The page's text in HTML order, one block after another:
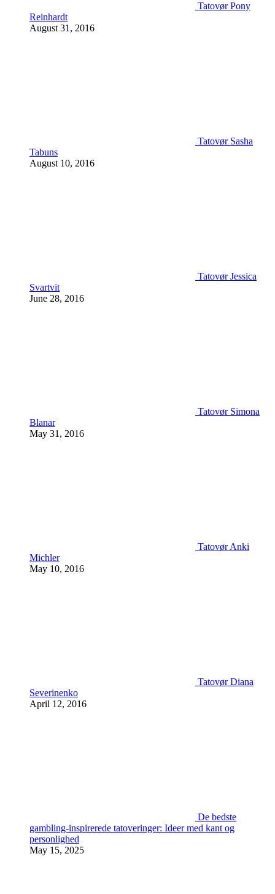
Tatovør Pony
Reinhardt
August 31, 2016
Tatovør Sasha
Tabuns
August 10, 2016
Tatovør Jessica
Svartvit
June 28, 2016
Tatovør Simona
Blanar
May 31, 2016
Tatovør Anki
Michler
May 10, 2016
Tatovør Diana
Severinenko
April 12, 2016
De bedste
gambling-inspirerede tatoveringer: Ideer med kant og
personlighed
May 15, 2025